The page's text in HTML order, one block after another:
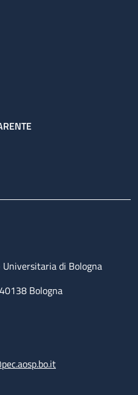
Universitaria di Bologna
Bologna